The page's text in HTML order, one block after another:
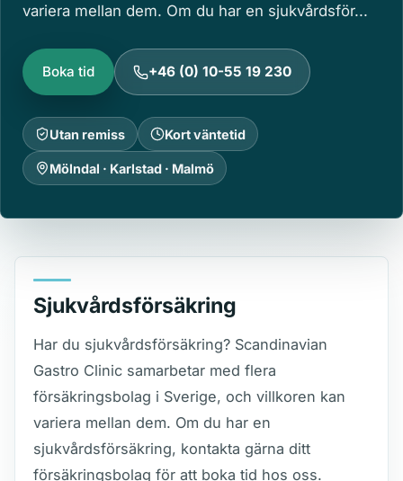
variera mellan dem. Om du har en sjukvårdsför...
Boka tid +46 (0) 10-55 19 230
Utan remiss Kort väntetid
Mölndal · Karlstad · Malmö
Sjukvårdsförsäkring
Har du sjukvårdsförsäkring? Scandinavian
Gastro Clinic samarbetar med flera
försäkringsbolag i Sverige, och villkoren kan
variera mellan dem. Om du har en
sjukvårdsförsäkring, kontakta gärna ditt
försäkringsbolag för att boka tid hos oss.